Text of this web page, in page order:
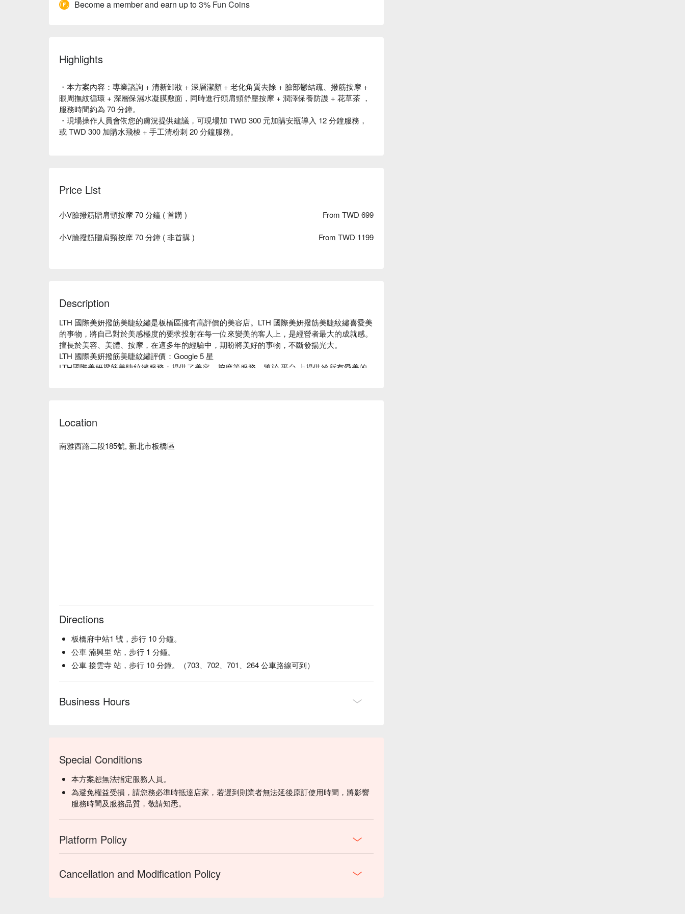
Become a member and earn up to 3% Fun Coins
Highlights
・本方案內容：尃業諮詢 + 清新卸妝 + 深層潔顏 + 老化角質去除 + 臉部鬱結疏、撥筋按摩 +
眼周撫紋循環 + 深層保濕水凝膜敷面，同時進行頭肩頸舒壓按摩 + 潤澤保養防謢 + 花草茶 ，
服務時間約為 70 分鐘。
・現場操作人員會依您的膚況提供建議，可現場加 TWD 300 元加購安瓶導入 12 分鐘服務，
或 TWD 300 加購水飛梭 + 手工清粉刺 20 分鐘服務。
Price List
小V臉撥筋贈肩頸按摩 70 分鐘 ( 首購 ) From TWD 699
小V臉撥筋贈肩頸按摩 70 分鐘 ( 非首購 ) From TWD 1199
Description
LTH 國際美妍撥筋美睫紋繡是板橋區擁有高評價的美容店。LTH 國際美妍撥筋美睫紋繡喜愛美
的事物，將自己對於美感極度的要求投射在每一位來變美的客人上，是經營者最大的成就感。
擅長於美容、美體、按摩，在這多年的經驗中，期盼將美好的事物，不斷發揚光大。
LTH 國際美妍撥筋美睫紋繡評價：Google 5 星
LTH國際美妍撥筋美睫紋繡服務：提供了美容、按摩等服務，將於 平台 上提供給所有愛美的
Location
南雅西路二段185號, 新北市板橋區
Directions
板橋府中站1 號，步行 10 分鐘。
公車 湳興里 站，步行 1 分鐘。
公車 接雲寺 站，步行 10 分鐘。（703、702、701、264 公車路線可到）
Business Hours
Special Conditions
本方案恕無法指定服務人員。
為避免權益受損，請您務必準時抵達店家，若遲到則業者無法延後原訂使用時間，將影響
服務時間及服務品質，敬請知悉。
Platform Policy
Cancellation and Modification Policy